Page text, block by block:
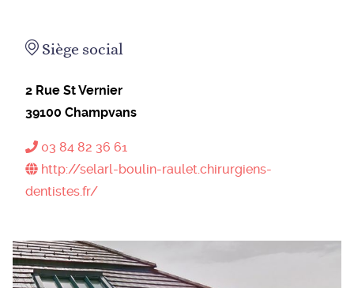
Siège social
2 Rue St Vernier
39100 Champvans
03 84 82 36 61
http://selarl-boulin-raulet.chirurgiens-
dentistes.fr/